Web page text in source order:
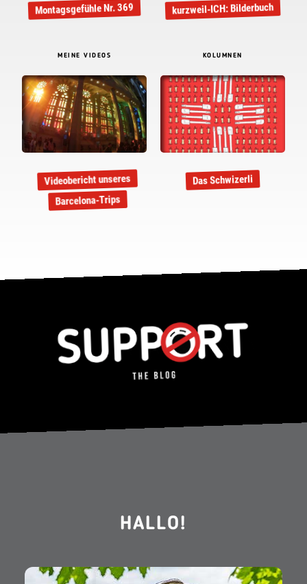
Montagsgefühle Nr. 369 kurzweil-ICH: Bilderbuch
MEINE VIDEOS
Videobericht unseres
Barcelona-Trips
KOLUMNEN
Das Schwizerli
HALLO!